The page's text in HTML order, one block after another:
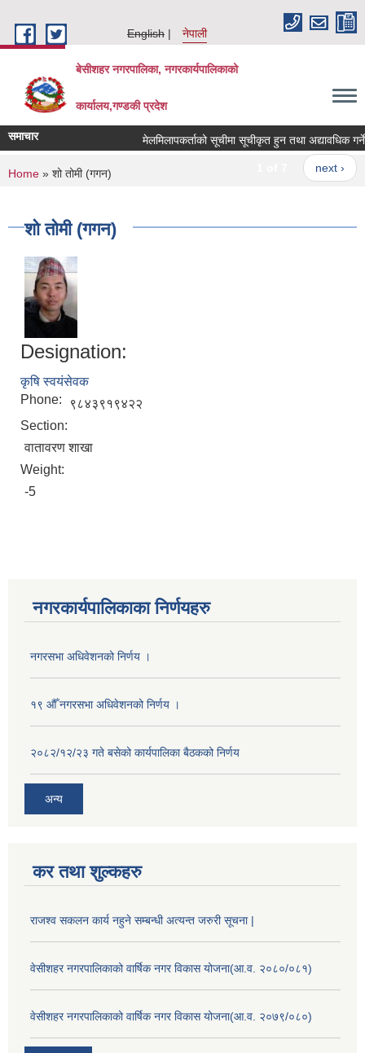
English
नेपाली
बेसीशहर नगरपालिका, नगरकार्यपालिकाको
कार्यालय,गण्डकी प्रदेश
समाचार मेलमिलापकर्ताको सूचीमा सूचीकृत हुन तथा अद्यावधिक गर्ने
next ›
You are here
Home » शो तोमी (गगन)
शो तोमी (गगन)
Designation:
कृषि स्वयंसेवक
Phone:
९८४३९१९४२२
Section:
वातावरण शाखा
Weight:
-5
नगरकार्यपालिकाका निर्णयहरु
नगरसभा अधिवेशनको निर्णय ।
१९ औँ नगरसभा अधिवेशनको निर्णय ।
२०८२/१२/२३ गते बसेको कार्यपालिका बैठकको निर्णय
अन्य
कर तथा शुल्कहरु
राजश्व सकलन कार्य नहुने सम्बन्धी अत्यन्त जरुरी सूचना |
वेसीशहर नगरपालिकाको वार्षिक नगर विकास योजना(आ.व. २०८०/०८१)
वेसीशहर नगरपालिकाको वार्षिक नगर विकास योजना(आ.व. २०७९/०८०)